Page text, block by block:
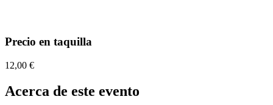
Precio en taquilla
12,00 €
Acerca de este evento